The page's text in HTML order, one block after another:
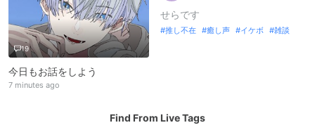
19
今日もお話をしよう
7 minutes ago
せらです
推し不在 癒し声 イケボ 雑談
Find From Live Tags